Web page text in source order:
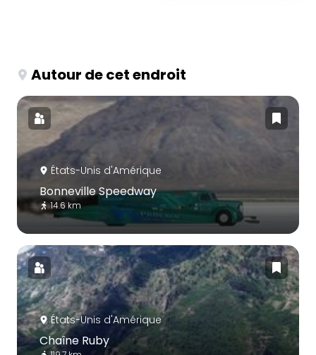
Autour de cet endroit
États-Unis d'Amérique
Bonneville Speedway
14.6 km
États-Unis d'Amérique
Chaîne Ruby